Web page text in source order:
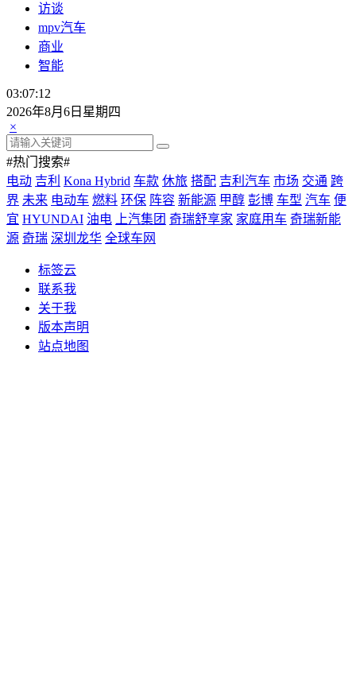
访谈
mpv汽车
商业
智能
03:07:13
2026年8月6日星期四
×
#热门搜索#
电动 吉利 Kona Hybrid 车款 休旅 搭配 吉利汽车 市场 交通 跨
界 未来 电动车 燃料 环保 阵容 新能源 甲醇 彭博 车型 汽车 便
宜 HYUNDAI 油电 上汽集团 奇瑞舒享家 家庭用车 奇瑞新能
源 奇瑞 深圳龙华 全球车网
标签云
联系我
关于我
版本声明
站点地图